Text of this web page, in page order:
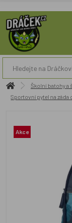
Školní batohy a
Sportovní pytel na záda
Akce